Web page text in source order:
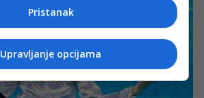
Pristanak
Upravljanje opcijama